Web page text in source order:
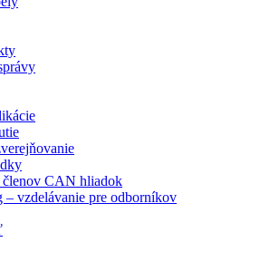
členov CAN hliadok
– vzdelávanie pre odborníkov